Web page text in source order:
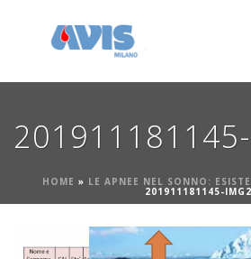
HOME » LE APNEE NEL SONNO:
201911181145-